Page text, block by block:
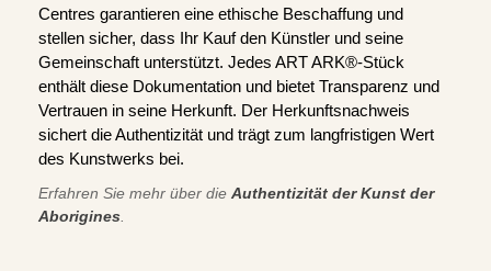
Centres garantieren eine ethische Beschaffung und
stellen sicher, dass Ihr Kauf den Künstler und seine
Gemeinschaft unterstützt. Jedes ART ARK®-Stück
enthält diese Dokumentation und bietet Transparenz und
Vertrauen in seine Herkunft. Der Herkunftsnachweis
sichert die Authentizität und trägt zum langfristigen Wert
des Kunstwerks bei.
Erfahren Sie mehr über die Authentizität der Kunst der
Aborigines